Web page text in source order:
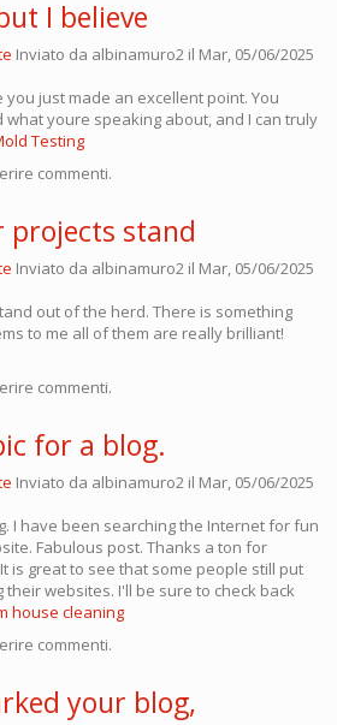
I believe
Inviato da albinamuro2 il Mar, 05/06/2025
you just made an excellent point. You
youre speaking about, and I can truly
Testing
commenti.
projects stand
Inviato da albinamuro2 il Mar, 05/06/2025
out of the herd. There is something
to me all of them are really brilliant!
commenti.
for a blog.
Inviato da albinamuro2 il Mar, 05/06/2025
I have been searching the Internet for fun
Fabulous post. Thanks a ton for
is great to see that some people still put
websites. I'll be sure to check back
house cleaning
commenti.
your blog,